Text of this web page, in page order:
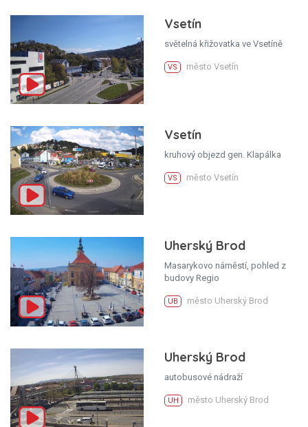
Vsetín
světelná křižovatka ve Vsetíně
VS město Vsetín
Vsetín
kruhový objezd gen. Klapálka
VS město Vsetín
Uherský Brod
Masarykovo náměstí, pohled z
budovy Regio
UB město Uherský Brod
Uherský Brod
autobusové nádraží
UH město Uherský Brod